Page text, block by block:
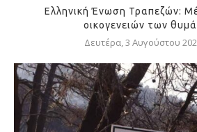
Ελληνική Ένωση Τραπεζών:
οικογενειών των
Δευτέρα, 3 Αυγούστου